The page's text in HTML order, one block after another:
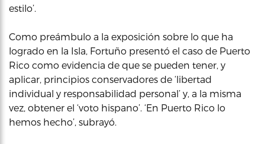
estilo’.
Como preámbulo a la exposición sobre lo que ha
logrado en la Isla, Fortuño presentó el caso de Puerto
Rico como evidencia de que se pueden tener, y
aplicar, principios conservadores de ‘libertad
individual y responsabilidad personal’ y, a la misma
vez, obtener el ‘voto hispano’. ‘En Puerto Rico lo
hemos hecho’, subrayó.